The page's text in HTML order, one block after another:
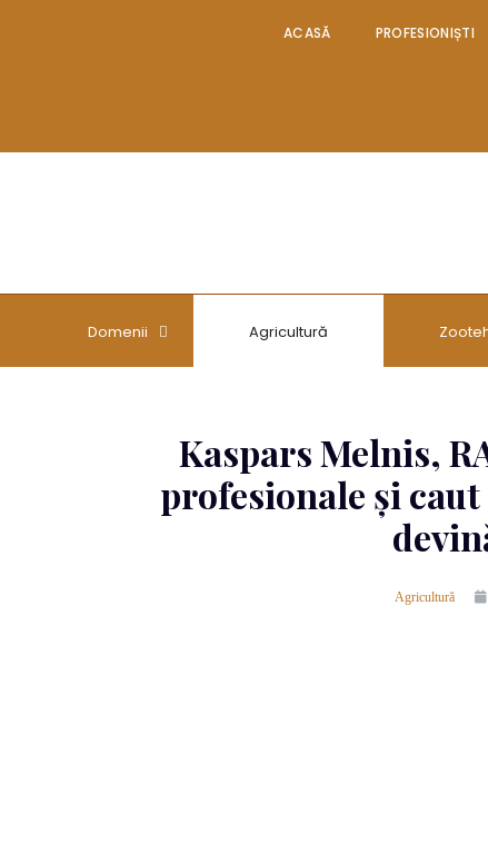
ACASĂ PROFESIONIȘTI
Domenii Agricultură
Kaspars Melnis,
profesionale și
Agricultură